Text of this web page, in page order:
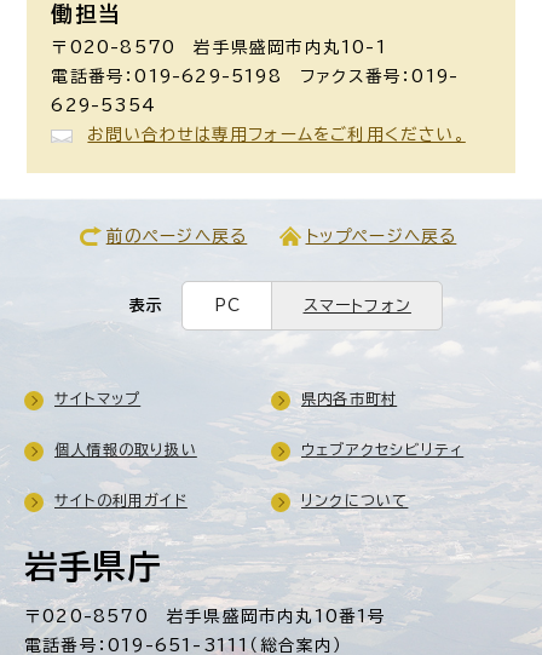
働担当
〒020-8570 岩手県盛岡市内丸10-1
電話番号：019-629-5198 ファクス番号：019-
629-5354
お問い合わせは専用フォームをご利用ください。
前のページへ戻る トップページへ戻る
表示 PC スマートフォン
岩手県庁
〒020-8570 岩手県盛岡市内丸10番1号
電話番号：019-651-3111（総合案内）
サイトマップ 県内各市町村
個人情報の取り扱い ウェブアクセシビリティ
サイトの利用ガイド リンクについて